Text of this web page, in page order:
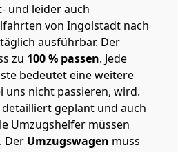
und leider auch
von Ingolstadt nach
ausführbar. Der
zu 100 % passen. Jede
bedeutet eine weitere
uns nicht passieren, wird.
geplant und auch
Umzugshelfer müssen
Der Umzugswagen muss